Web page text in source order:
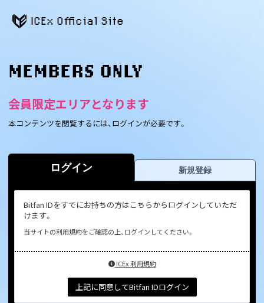
ICEx Official Site
MEMBERS ONLY
会員限定エリアとなります
本コンテンツを閲覧するには、ログインが必要です。
ログイン 新規登録
Bitfan IDをすでにお持ちの方はこちらからログインしていただ
けます。
当サイトの利用規約をご確認の上、ログインしてください。
ICEx 利用規約
上記に同意してBitfan IDログイン